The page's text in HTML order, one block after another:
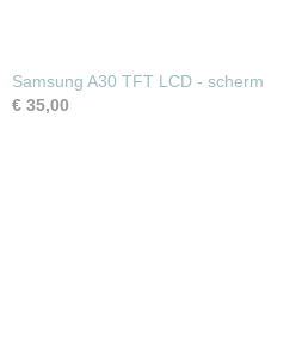
Samsung A30 TFT LCD - scherm
€ 35,00